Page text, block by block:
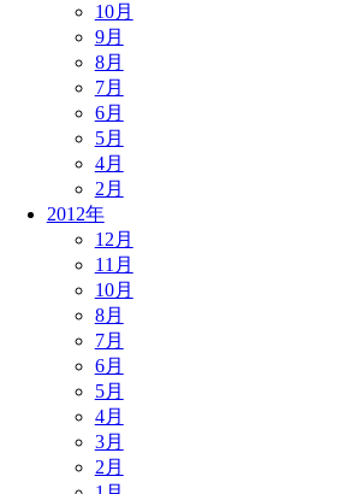
10月
9月
8月
7月
6月
5月
4月
2月
2012年
12月
11月
10月
8月
7月
6月
5月
4月
3月
2月